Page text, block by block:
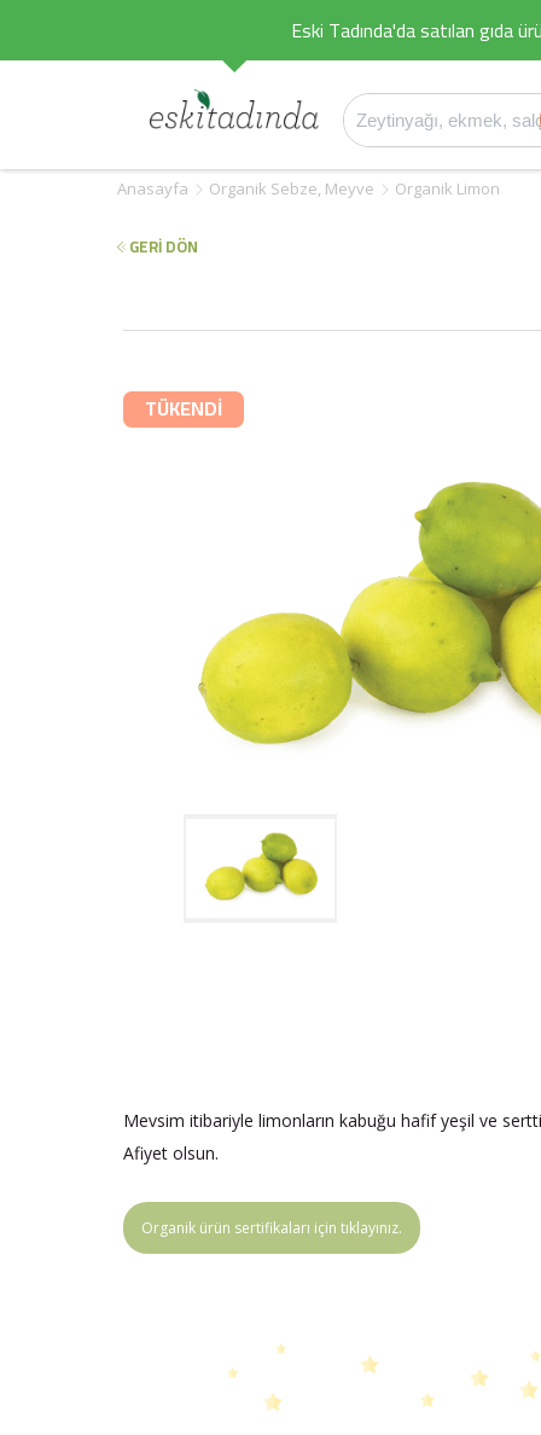
Eski Tadında'da satılan gıda
Anasayfa Organik Sebze, Meyve Organik Limon
GERİ DÖN
TÜKENDİ
Mevsim itibariyle limonların kabuğu hafif yeşil ve
Afiyet olsun.
Organik ürün sertifikaları için tıklayınız.